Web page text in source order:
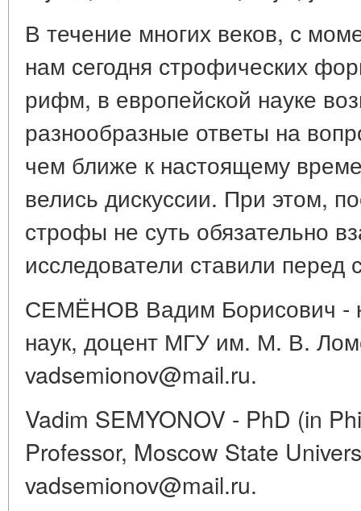
В течение многих веков, с
нам сегодня строфических
рифм, в европейской науке
разнообразные ответы на
чем ближе к настоящему
велись дискуссии. При этом,
строфы не суть обязательно
исследователи ставили перед
СЕМЁНОВ Вадим Борисович -
наук, доцент МГУ им. М. В.
vadsemionov@mail.ru.
Vadim SEMYONOV - PhD (in
Professor, Moscow State
vadsemionov@mail.ru.